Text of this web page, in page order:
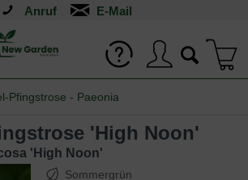
Anruf
Pfingstrose - Paeonia
'High Noon'
'High Noon'
Sommergrün